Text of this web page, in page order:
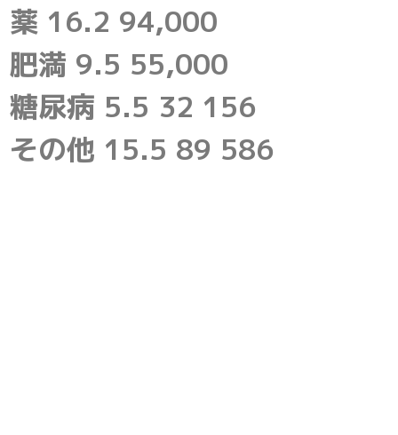
薬 16.2 94,000
肥満 9.5 55,000
糖尿病 5.5 32 156
その他 15.5 89 586